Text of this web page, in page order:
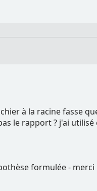
à la racine fasse
le rapport ? j'ai
formulée - merci